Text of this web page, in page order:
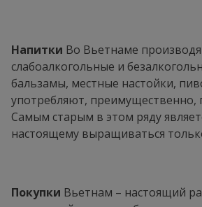
Напитки Во Вьетнаме
слабоалкогольные и
бальзамы, местные настойки,
употребляют, преимущественно,
Самым старым в этом ряду
настоящему выращиваться
Покупки Вьетнам – настоящий